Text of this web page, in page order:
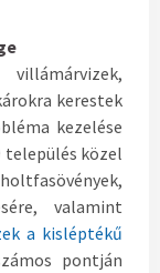
kerestek
kezelése
település közel
valamint
a kisléptékű
pontján